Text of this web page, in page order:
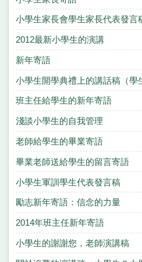
小學生家長會學生家長代表發言
2012最新小學生的演講
新年寄語
小學生開學典禮上的講話稿（學
班主任給學生的新年寄語
淺談小學生的自我管理
老師給學生的畢業寄語
畢業老師送給學生的留言寄語
小學生軍訓學生代表發言稿
勵志新年寄語：信念的力量
2014年班主任新年寄語
小學生的謝謝您，老師演講稿